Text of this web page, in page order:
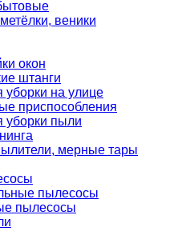
веники
окон
штанги
уборки на улице
приспособления
уборки пыли
мерные тары
пылесосы
пылесосы